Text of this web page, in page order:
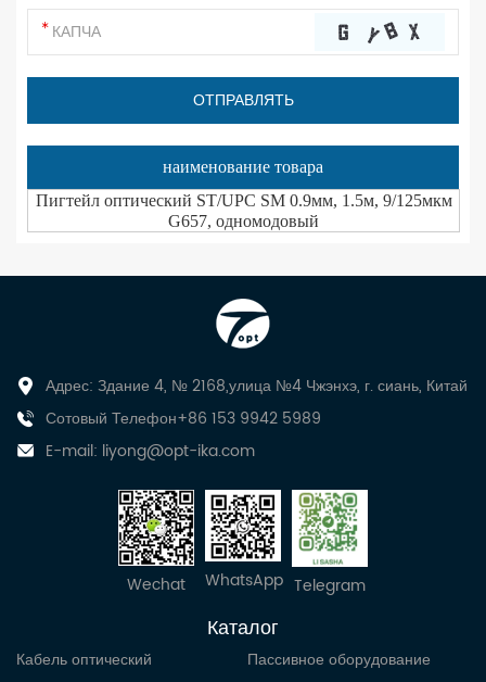
наименование товара
Пигтейл оптический ST/UPC SM 0.9мм, 1.5м, 9/125мкм
G657, одномодовый
Адрес: Здание 4, № 2168,улица №4 Чжэнхэ, г. сиань, Китай
Сотовый Телефон+86 153 9942 5989
E-mail: liyong@opt-ika.com
Wechat WhatsApp Telegram
Каталог
Кабель оптический
Пассивное оборудование